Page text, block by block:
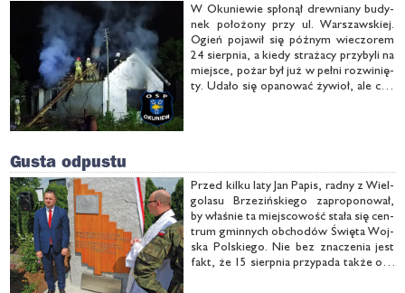
W Oku­nie­wie spło­nął drew­nia­ny bu­dy­
nek po­ło­żo­ny przy ul. War­szaw­skiej.
Ogień po­ja­wił się póź­nym wie­czo­rem
24 sierp­nia, a kie­dy stra­ża­cy przy­by­li na
miej­sce, po­żar był już w peł­ni roz­wi­nię­
ty. Uda­ło się opa­no­wać ży­wioł, ale ca­ły
Gusta odpustu
Przed kil­ku la­ty Jan Pa­pis, rad­ny z Wiel­
go­la­su Brze­ziń­skie­go za­pro­po­no­wał,
by wła­śnie ta miej­sco­wość sta­ła się cen­
trum gmin­nych ob­cho­dów Świę­ta Woj­
ska Pol­skie­go. Nie bez zna­cze­nia jest
fakt, że 15 sierp­nia przy­pa­da tak­że od­